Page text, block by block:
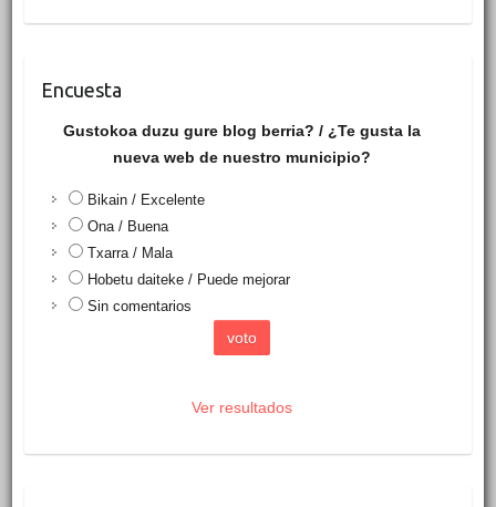
Encuesta
Gustokoa duzu gure blog berria? / ¿Te gusta la
nueva web de nuestro municipio?
Bikain / Excelente
Ona / Buena
Txarra / Mala
Hobetu daiteke / Puede mejorar
Sin comentarios
Ver resultados